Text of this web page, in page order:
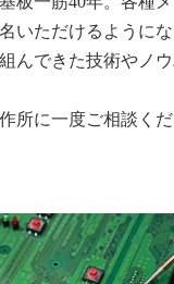
いただけるように
んできた技術やノ
所に一度ご相談く